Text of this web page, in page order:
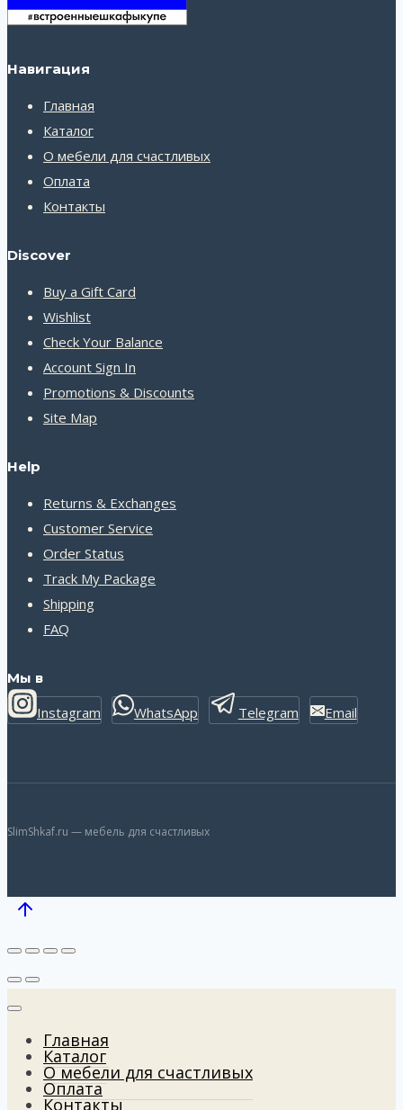
Навигация
Главная
Каталог
О мебели для счастливых
Оплата
Контакты
Discover
Buy a Gift Card
Wishlist
Check Your Balance
Account Sign In
Promotions & Discounts
Site Map
Help
Returns & Exchanges
Customer Service
Order Status
Track My Package
Shipping
FAQ
Мы в
Instagram WhatsApp Telegram Email
SlimShkaf.ru — мебель для счастливых
Главная
Каталог
О мебели для счастливых
Оплата
Контакты